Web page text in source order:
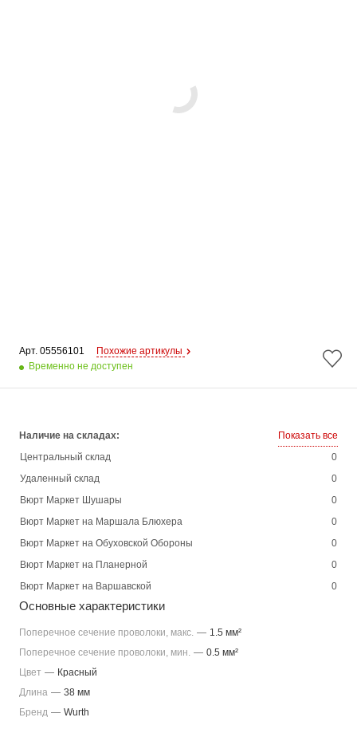
Арт. 05556101
Похожие артикулы
Временно не доступен
Наличие на складах:
Показать все
Центральный склад
0
Удаленный склад
0
Вюрт Маркет Шушары
0
Вюрт Маркет на Маршала Блюхера
0
Вюрт Маркет на Обуховской Обороны
0
Вюрт Маркет на Планерной
0
Вюрт Маркет на Варшавской
0
Основные характеристики
Поперечное сечение проволоки, макс. — 1.5 мм²
Поперечное сечение проволоки, мин. — 0.5 мм²
Цвет — Красный
Длина — 38 мм
Бренд — Wurth